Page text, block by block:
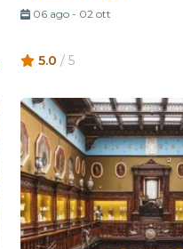
06 ago- 02 ott
5.0 / 5